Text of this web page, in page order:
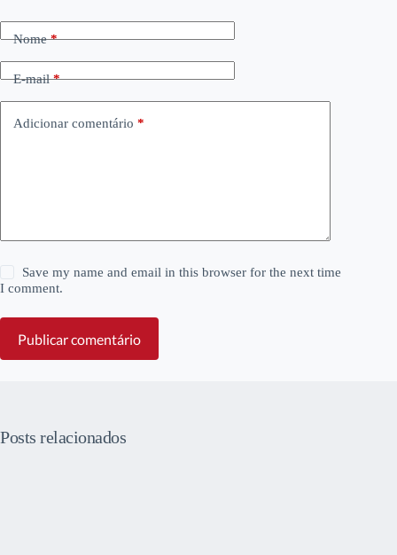
Nome*
E-mail*
Adicionar comentário *
Save my name and email in this browser for the next time
I comment.
Publicar comentário
Posts relacionados